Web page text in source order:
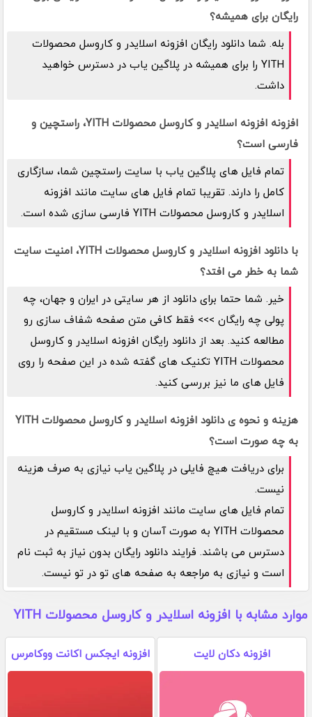
رایگان برای همیشه؟
بله. شما دانلود رایگان افزونه اسلایدر و کاروسل محصولات
YITH را برای همیشه در پلاگین یاب در دسترس خواهید
داشت.
افزونه افزونه اسلایدر و کاروسل محصولات YITH، راستچین و
فارسی است؟
تمام فایل های پلاگین یاب با سایت راستچین شما، سازگاری
کامل را دارند. تقریبا تمام فایل های سایت مانند افزونه
اسلایدر و کاروسل محصولات YITH فارسی سازی شده است.
با دانلود افزونه اسلایدر و کاروسل محصولات YITH، امنیت سایت
شما به خطر می افتد؟
خیر. شما حتما برای دانلود از هر سایتی در ایران و جهان، چه
پولی چه رایگان >>> فقط کافی متن صفحه شفاف سازی رو
مطالعه کنید. بعد از دانلود رایگان افزونه اسلایدر و کاروسل
محصولات YITH تکنیک های گفته شده در این صفحه را روی
فایل های ما نیز بررسی کنید.
هزینه و نحوه ی دانلود افزونه اسلایدر و کاروسل محصولات YITH
به چه صورت است؟
برای دریافت هیچ فایلی در پلاگین یاب نیازی به صرف هزینه
نیست.
تمام فایل های سایت مانند افزونه اسلایدر و کاروسل
محصولات YITH به صورت آسان و با لینک مستقیم در
دسترس می باشند. فرایند دانلود رایگان بدون نیاز به ثبت نام
است و نیازی به مراجعه به صفحه های تو در تو نیست.
موارد مشابه با افزونه اسلایدر و کاروسل محصولات YITH
افزونه دکان لایت افزونه ایجکس اکانت ووکامرس